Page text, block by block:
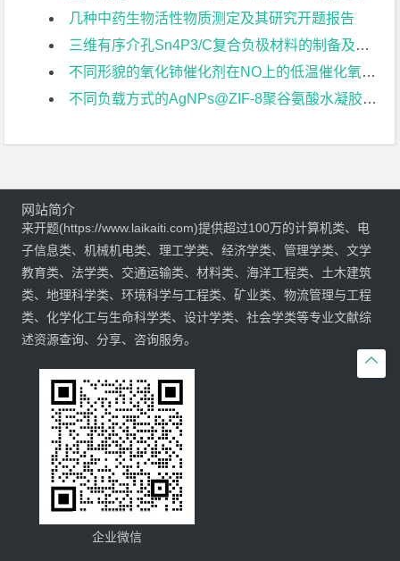
几种中药生物活性物质测定及其研究开题报告
三维有序介孔Sn4P3/C复合负极材料的制备及其储钠/钾性能开题报告
不同形貌的氧化铈催化剂在NO上的低温催化氧化开题报告
不同负载方式的AgNPs@ZIF-8聚谷氨酸水凝胶的制备及其在抑菌方面的应用研究开题报告

网站简介
来开题(https://www.laikaiti.com)提供超过100万的计算机类、电
子信息类、机械机电类、理工学类、经济学类、管理学类、文学
教育类、法学类、交通运输类、材料类、海洋工程类、土木建筑
类、地理科学类、环境科学与工程类、矿业类、物流管理与工程
类、化学化工与生命科学类、设计学类、社会学类等专业文献综
述资源查询、分享、咨询服务。
企业微信